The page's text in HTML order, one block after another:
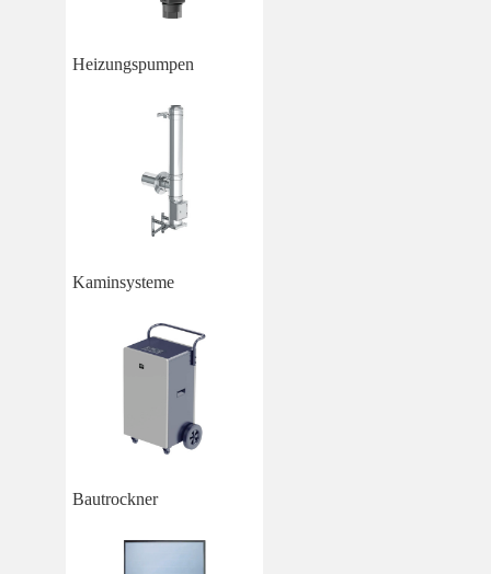
Heizungspumpen
Kaminsysteme
Bautrockner